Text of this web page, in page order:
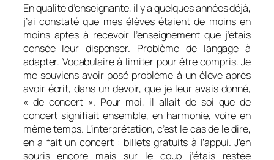
En qualité d’enseignante, il y a quelques années déjà,
j’ai constaté que mes élèves étaient de moins en
moins aptes à recevoir l’enseignement que j’étais
censée leur dispenser. Problème de langage à
adapter. Vocabulaire à limiter pour être compris. Je
me souviens avoir posé problème à un élève après
avoir écrit, dans un devoir, que je leur avais donné,
« de concert ». Pour moi, il allait de soi que de
concert signifiait ensemble, en harmonie, voire en
même temps. L’interprétation, c’est le cas de le dire,
en a fait un concert : billets gratuits à l’appui. J’en
souris encore mais sur le coup j’étais restée